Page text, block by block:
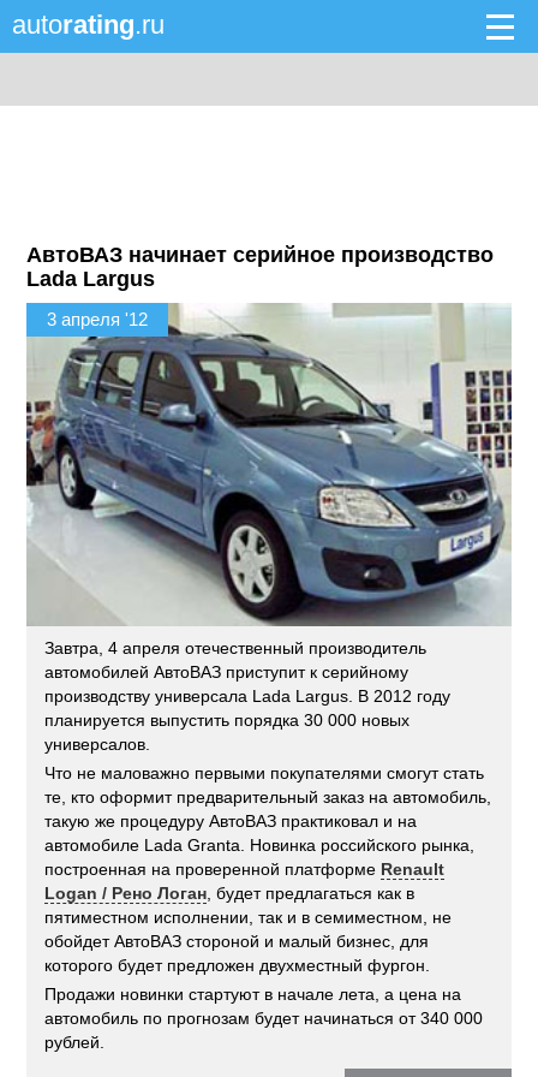
autorating.ru
АвтоВАЗ начинает серийное производство
Lada Largus
3 апреля '12
Завтра, 4 апреля отечественный производитель
автомобилей АвтоВАЗ приступит к серийному
производству универсала Lada Largus. В 2012 году
планируется выпустить порядка 30 000 новых
универсалов.
Что не маловажно первыми покупателями смогут стать
те, кто оформит предварительный заказ на автомобиль,
такую же процедуру АвтоВАЗ практиковал и на
автомобиле Lada Granta. Новинка российского рынка,
построенная на проверенной платформе Renault
Logan / Рено Логан , будет предлагаться как в
пятиместном исполнении, так и в семиместном, не
обойдет АвтоВАЗ стороной и малый бизнес, для
которого будет предложен двухместный фургон.
Продажи новинки стартуют в начале лета, а цена на
автомобиль по прогнозам будет начинаться от 340 000
рублей.